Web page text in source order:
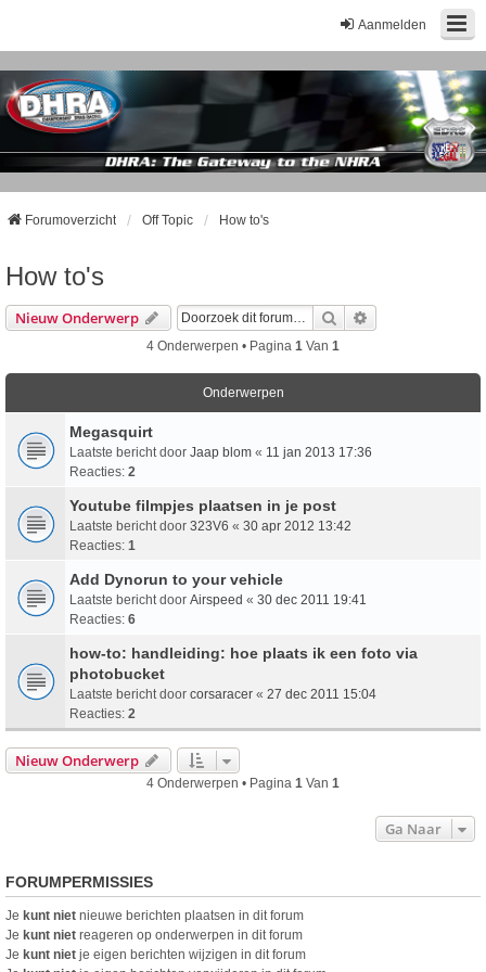
Aanmelden
Forumoverzicht Off Topic How to's
How to's
Nieuw Onderwerp Zoek
4 Onderwerpen • Pagina 1 Van 1
Onderwerpen
Megasquirt
Laatste bericht door Jaap blom « 11 jan 2013 17:36
Reacties: 2
Youtube filmpjes plaatsen in je post
Laatste bericht door 323V6 « 30 apr 2012 13:42
Reacties: 1
Add Dynorun to your vehicle
Laatste bericht door Airspeed « 30 dec 2011 19:41
Reacties: 6
how-to: handleiding: hoe plaats ik een foto via
photobucket
Laatste bericht door corsaracer « 27 dec 2011 15:04
Reacties: 2
Nieuw Onderwerp
4 Onderwerpen • Pagina 1 Van 1
Ga Naar
FORUMPERMISSIES
Je kunt niet nieuwe berichten plaatsen in dit forum
Je kunt niet reageren op onderwerpen in dit forum
Je kunt niet je eigen berichten wijzigen in dit forum